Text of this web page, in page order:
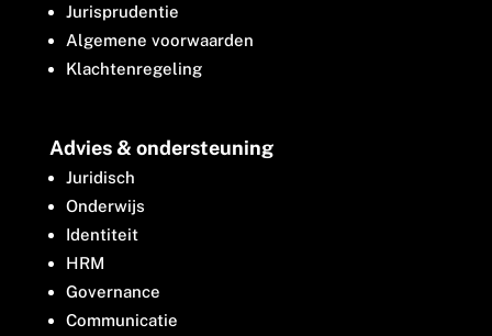
Jurisprudentie
Algemene voorwaarden
Klachtenregeling
Advies & ondersteuning
Juridisch
Onderwijs
Identiteit
HRM
Governance
Communicatie